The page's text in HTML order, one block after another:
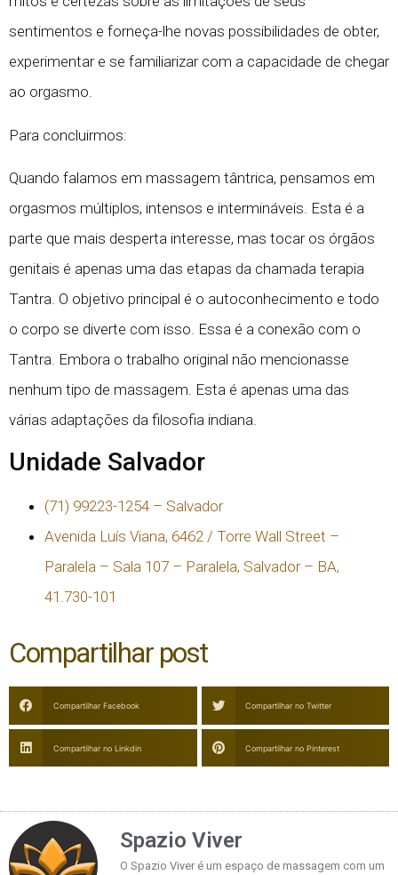
sentimentos e forneça-lhe novas possibilidades de obter,
experimentar e se familiarizar com a capacidade de chegar
ao orgasmo.
Para concluirmos:
Quando falamos em massagem tântrica, pensamos em
orgasmos múltiplos, intensos e intermináveis. Esta é a
parte que mais desperta interesse, mas tocar os órgãos
genitais é apenas uma das etapas da chamada terapia
Tantra. O objetivo principal é o autoconhecimento e todo
o corpo se diverte com isso. Essa é a conexão com o
Tantra. Embora o trabalho original não mencionasse
nenhum tipo de massagem. Esta é apenas uma das
várias adaptações da filosofia indiana.
Unidade Salvador
(71) 99223-1254 – Salvador
Avenida Luís Viana, 6462 / Torre Wall Street –
Paralela – Sala 107 – Paralela, Salvador – BA,
41.730-101
Compartilhar post
Compartilhar Facebook Compartilhar no Twitter
Compartilhar no Linkdin Compartilhar no Pinterest
Spazio Viver
O Spazio Viver é um espaço de massagem com um